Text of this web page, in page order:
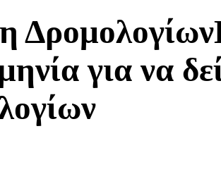
Δρομολογίων
για να